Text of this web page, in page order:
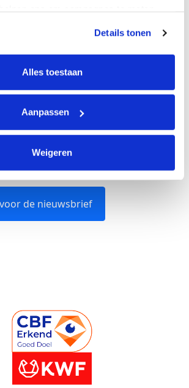
toestemming op elk moment wijzigen of
instellingen onderaan de pagina. De
te vinden in het tabblad “details”.
Details tonen
Alles toestaan
Aanpassen
Weigeren
op
de nieuwsbrief